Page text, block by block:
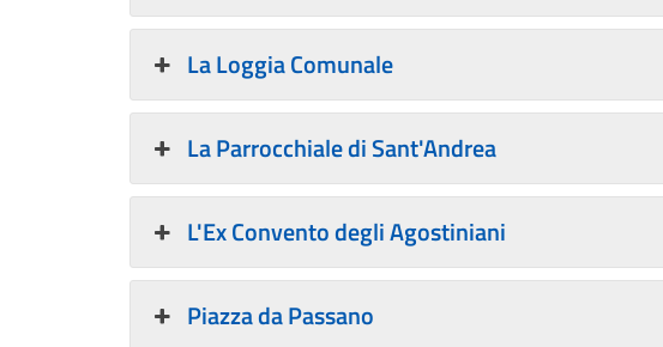
La Loggia Comunale
La Parrocchiale di Sant'Andrea
L'Ex Convento degli Agostiniani
Piazza da Passano